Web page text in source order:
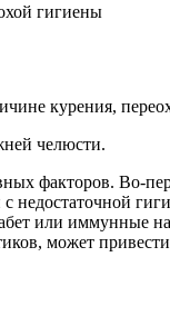
курения,
челюсти.
факторов. Во-
недостаточной
или иммунные
может